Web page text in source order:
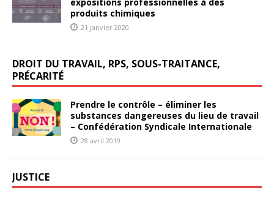
expositions professionnelles à des
produits chimiques
21 janvier 2020
DROIT DU TRAVAIL, RPS, SOUS-TRAITANCE,
PRÉCARITÉ
Prendre le contrôle – éliminer les
substances dangereuses du lieu de travail
– Confédération Syndicale Internationale
28 avril 2019
JUSTICE